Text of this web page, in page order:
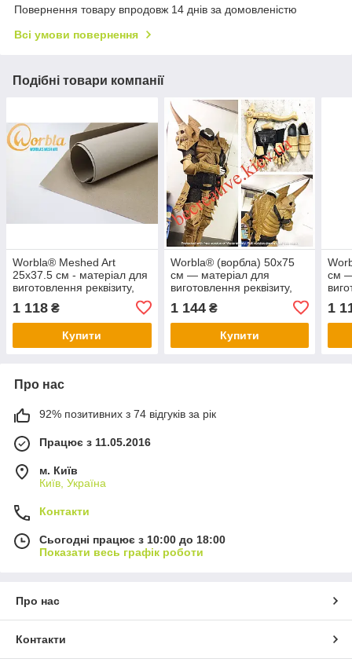
Повернення товару впродовж 14 днів за домовленістю
Всі умови повернення
Подібні товари компанії
Worbla® Meshed Art
25x37.5 см - матеріал для
виготовлення реквізиту,
1 118 ₴
Купити
Worbla® (ворбла) 50x75
см — матеріал для
виготовлення реквізиту,
1 144₴
Купити
см
1
Про нас
92% позитивних з 74 відгуків за рік
Працює з 11.05.2016
м. Київ
Київ, Україна
Контакти
Сьогодні працює з 10:00 до 18:00
Показати весь графік роботи
Про нас
Контакти